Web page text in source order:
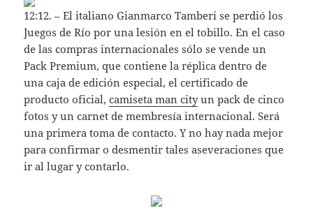
12:12. – El italiano Gianmarco Tamberi se perdió los
Juegos de Río por una lesión en el tobillo. En el caso
de las compras internacionales sólo se vende un
Pack Premium, que contiene la réplica dentro de
una caja de edición especial, el certificado de
producto oficial,camiseta man cityun pack de cinco
fotos y un carnet de membresía internacional. Será
una primera toma de contacto. Y no hay nada mejor
para confirmar o desmentir tales aseveraciones que
ir al lugar y contarlo.